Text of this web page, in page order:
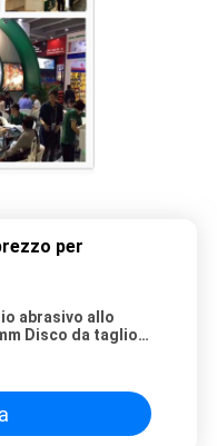
per
abrasivo allo
Disco da taglio
in acciaio ad